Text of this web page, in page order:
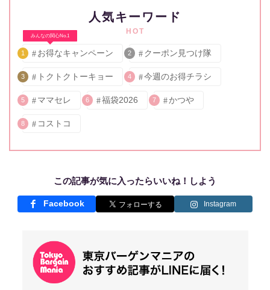
人気キーワード
HOT
みんなの関心No.1
1 お得なキャンペーン 2 クーポン見つけ隊
3 トクトクトーキョー 4 今週のお得チラシ
5 ママセレ 6 福袋2026 7 かつや
8 コストコ
この記事が気に入ったらいいね！しよう
Facebook Instagram